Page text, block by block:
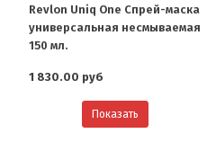
Revlon Uniq One Спрей-маска
универсальная несмываемая
150 мл.
1 830.00 руб
Показать